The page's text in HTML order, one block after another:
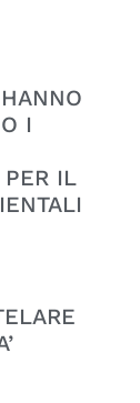
I
IL